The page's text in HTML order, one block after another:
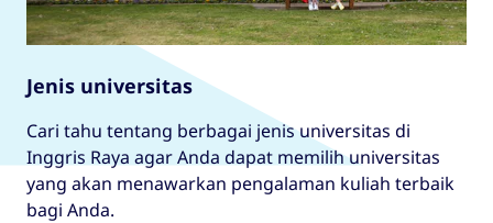
Jenis universitas
Cari tahu tentang berbagai jenis universitas di
Inggris Raya agar Anda dapat memilih universitas
yang akan menawarkan pengalaman kuliah terbaik
bagi Anda.